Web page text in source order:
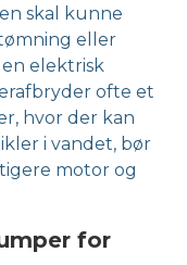
skal kunne
eller
elektrisk
ofte et
hvor der kan
i vandet, bør
motor og
for